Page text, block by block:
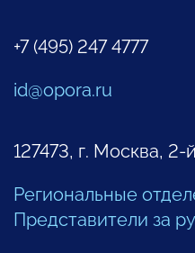
+7 (495) 247 4777
id@opora.ru
127473, г. Москва,
Региональные
Представители за